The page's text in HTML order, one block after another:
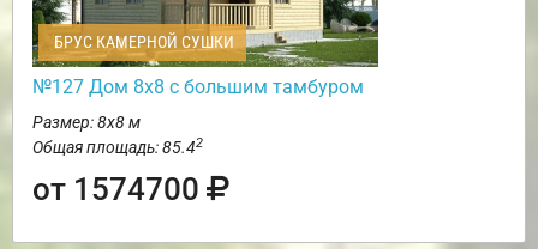
БРУС КАМЕРНОЙ СУШКИ
№127 Дом 8х8 с большим тамбуром
Размер: 8х8 м
Общая площадь: 85.42
от 1574700